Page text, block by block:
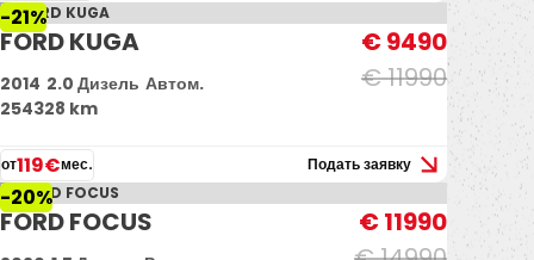
-21%
FORD KUGA
€ 11990
€ 9490
2014 2.0 Дизель Автом.
254328 km
от119€мес. Подать заявку
-20%
FORD FOCUS
€ 11990